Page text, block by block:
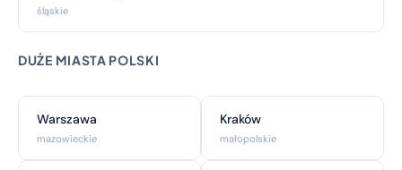
śląskie
DUŻE MIASTA POLSKI
Warszawa
mazowieckie
Kraków
małopolskie